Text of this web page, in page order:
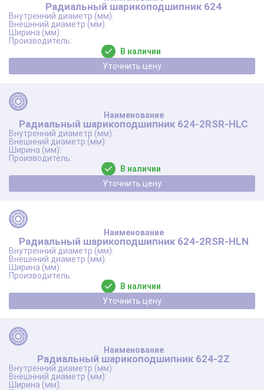
Радиальный шарикоподшипник 624
В наличии
Уточнить цену
Радиальный шарикоподшипник 624-2RSR-HLC
В наличии
Уточнить цену
Радиальный шарикоподшипник 624-2RSR-HLN
В наличии
Уточнить цену
Радиальный шарикоподшипник 624-2Z